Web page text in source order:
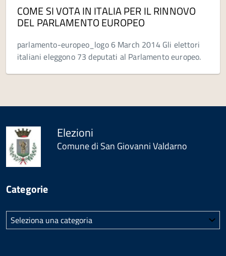
COME SI VOTA IN ITALIA PER IL RINNOVO
DEL PARLAMENTO EUROPEO
parlamento-europeo_logo 6 March 2014 Gli elettori
italiani eleggono 73 deputati al Parlamento europeo.
Elezioni
Comune di San Giovanni Valdarno
Categorie
Categorie